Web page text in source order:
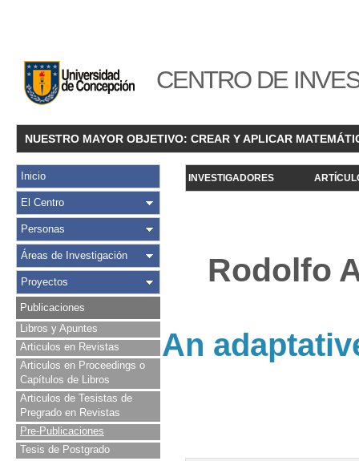
CENTRO DE
NUESTRO MAYOR OBJETIVO: CREAR Y APLICAR
Inicio
El Centro
Personas
Áreas de Investigación
Proyectos
Publicaciones
Libros y Apuntes
Articulos en Revistas
Articulos en Proceedings o
Capítulos de Libros
Articulos de Tesistas de
Pregrado en Revistas
Pre-Publicaciones
Tesis de Postgrado
INVESTIGADORES
Rodolfo
An